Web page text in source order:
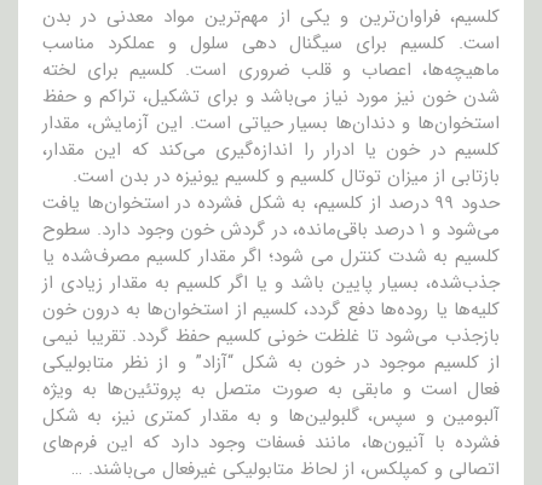
کلسیم، فراوان‌ترین و یکی از مهم‌ترین مواد معدنی در بدن
است. کلسیم برای سیگنال دهی سلول و عملکرد مناسب
ماهیچه‌ها، اعصاب و قلب ضروری است. کلسیم برای لخته
شدن خون نیز مورد نیاز می‌باشد و برای تشکیل، تراکم و حفظ
استخوان‌ها و دندان‌ها بسیار حیاتی است. این آزمایش، مقدار
کلسیم در خون یا ادرار را اندازه‌گیری می‌کند که این مقدار،
بازتابی از میزان توتال کلسیم و کلسیم یونیزه در بدن است.
حدود ۹۹ درصد از کلسیم، به شکل فشرده در استخوان‌ها یافت
می‌شود و ۱ درصد باقی‌مانده، در گردش خون وجود دارد. سطوح
کلسیم به شدت کنترل می شود؛ اگر مقدار کلسیم مصرف‌شده یا
جذب‌شده، بسیار پایین باشد و یا اگر کلسیم به مقدار زیادی از
کلیه‌ها یا روده‌ها دفع گردد، کلسیم از استخوان‌ها به درون خون
بازجذب می‌شود تا غلظت خونی کلسیم حفظ گردد. تقریبا نیمی
از کلسیم موجود در خون به شکل “آزاد” و از نظر متابولیکی
فعال است و مابقی به صورت متصل به پروتئین‌ها به ویژه
آلبومین و سپس، گلبولین‌ها و به مقدار کمتری نیز، به شکل
فشرده با آنیون‌ها، مانند فسفات وجود دارد که این فرم‌های
اتصالی و کمپلکس، از لحاظ متابولیکی غیر‌فعال می‌باشند. …